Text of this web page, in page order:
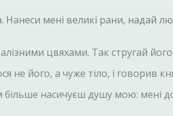
мені великі рани, надай
цвяхами. Так стругай
не його, а чуже тіло, і говорив
насичуєш душу мою: мені